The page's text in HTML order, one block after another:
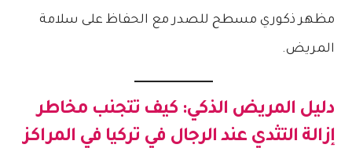
مظهر ذكوري مسطح للصدر مع الحفاظ على سلامة
المريض.
دليل المريض الذكي: كيف تتجنب مخاطر
إزالة التثدي عند الرجال في تركيا في المراكز